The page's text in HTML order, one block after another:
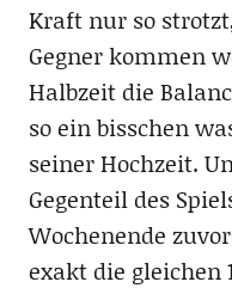
Kraft nur so
Gegner kommen
Halbzeit die
so ein bisschen
seiner Hochzeit.
Gegenteil des
Wochenende
exakt die gleichen